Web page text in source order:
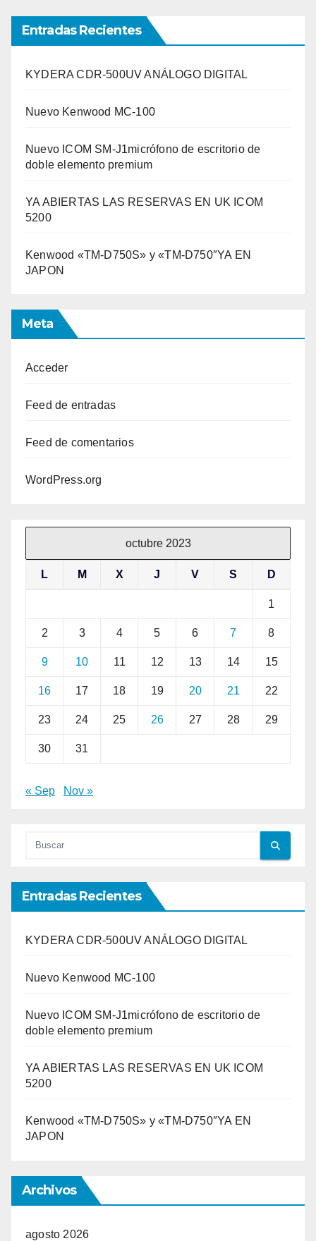
Entradas Recientes
KYDERA CDR-500UV ANÁLOGO DIGITAL
Nuevo Kenwood MC-100
Nuevo ICOM SM-J1micrófono de escritorio de
doble elemento premium
YA ABIERTAS LAS RESERVAS EN UK ICOM
5200
Kenwood «TM-D750S» y «TM-D750″YA EN
JAPON
Meta
Acceder
Feed de entradas
Feed de comentarios
WordPress.org
octubre 2023
L M X J V S D
1
2 3 4 5 6 7 8
9 10 11 12 13 14 15
16 17 18 19 20 21 22
23 24 25 26 27 28 29
30 31
« Sep Nov »
Entradas Recientes
KYDERA CDR-500UV ANÁLOGO DIGITAL
Nuevo Kenwood MC-100
Nuevo ICOM SM-J1micrófono de escritorio de
doble elemento premium
YA ABIERTAS LAS RESERVAS EN UK ICOM
5200
Kenwood «TM-D750S» y «TM-D750″YA EN
JAPON
Archivos
agosto 2026